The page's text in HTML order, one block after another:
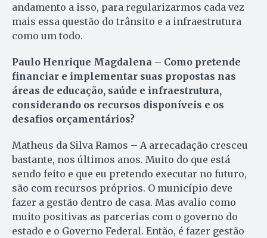
andamento a isso, para regularizarmos cada vez
mais essa questão do trânsito e a infraestrutura
como um todo.
Paulo Henrique Magdalena – Como pretende
financiar e implementar suas propostas nas
áreas de educação, saúde e infraestrutura,
considerando os recursos disponíveis e os
desafios orçamentários?
Matheus da Silva Ramos – A arrecadação cresceu
bastante, nos últimos anos. Muito do que está
sendo feito e que eu pretendo executar no futuro,
são com recursos próprios. O município deve
fazer a gestão dentro de casa. Mas avalio como
muito positivas as parcerias com o governo do
estado e o Governo Federal. Então, é fazer gestão